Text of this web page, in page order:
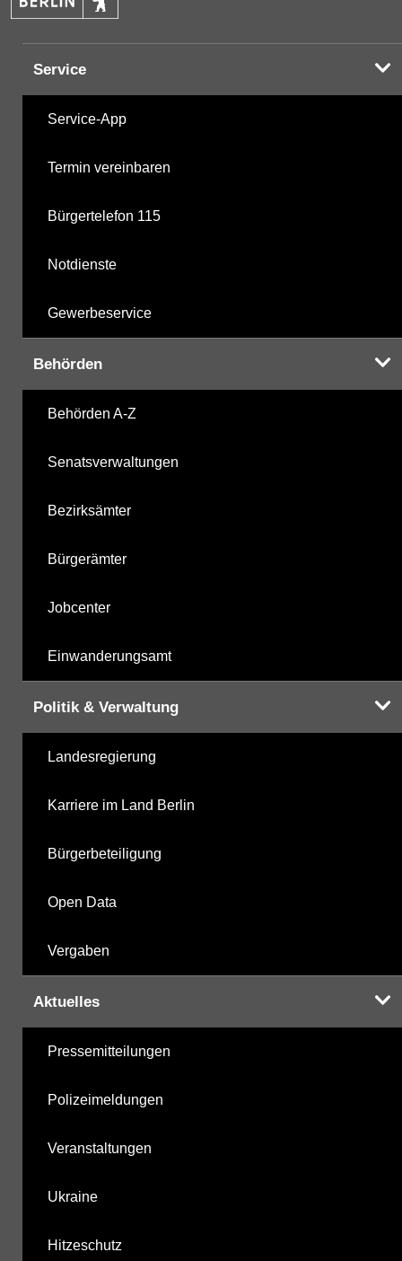
Service
Service-App
Termin vereinbaren
Bürgertelefon 115
Notdienste
Gewerbeservice
Behörden
Behörden A-Z
Senatsverwaltungen
Bezirksämter
Bürgerämter
Jobcenter
Einwanderungsamt
Politik & Verwaltung
Landesregierung
Karriere im Land Berlin
Bürgerbeteiligung
Open Data
Vergaben
Aktuelles
Pressemitteilungen
Polizeimeldungen
Veranstaltungen
Ukraine
Hitzeschutz